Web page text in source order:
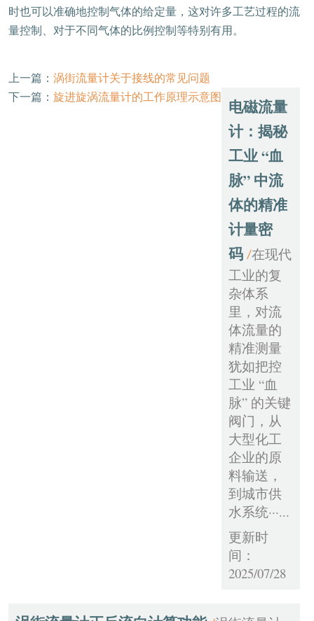
时也可以准确地控制气体的给定量，这对许多工艺过程的流
量控制、对于不同气体的比例控制等特别有用。
上一篇： 涡街流量计关于接线的常见问题
下一篇： 旋进旋涡流量计的工作原理示意图
电磁流量
计：揭秘
工业 “血
脉” 中流
体的精准
计量密
码 /在现代
工业的复
杂体系
里，对流
体流量的
精准测量
犹如把控
工业 “血
脉” 的关键
阀门，从
大型化工
企业的原
料输送，
到城市供
水系统···...
更新时
间：
2025/07/28